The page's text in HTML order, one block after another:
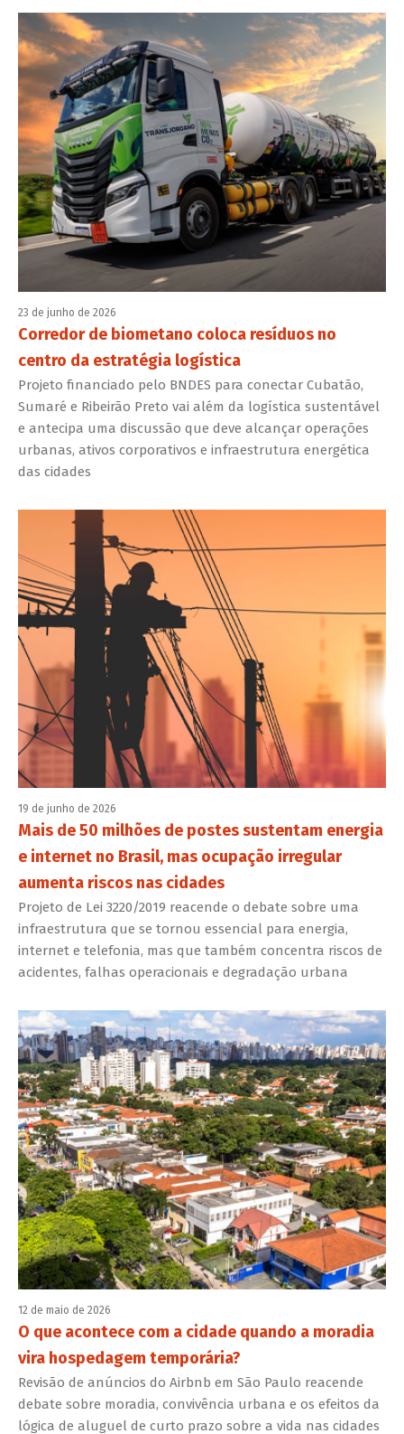
23 de junho de 2026
Corredor de biometano coloca resíduos no
centro da estratégia logística
Projeto financiado pelo BNDES para conectar Cubatão,
Sumaré e Ribeirão Preto vai além da logística sustentável
e antecipa uma discussão que deve alcançar operações
urbanas, ativos corporativos e infraestrutura energética
das cidades
19 de junho de 2026
Mais de 50 milhões de postes sustentam energia
e internet no Brasil, mas ocupação irregular
aumenta riscos nas cidades
Projeto de Lei 3220/2019 reacende o debate sobre uma
infraestrutura que se tornou essencial para energia,
internet e telefonia, mas que também concentra riscos de
acidentes, falhas operacionais e degradação urbana
12 de maio de 2026
O que acontece com a cidade quando a moradia
vira hospedagem temporária?
Revisão de anúncios do Airbnb em São Paulo reacende
debate sobre moradia, convivência urbana e os efeitos da
lógica de aluguel de curto prazo sobre a vida nas cidades